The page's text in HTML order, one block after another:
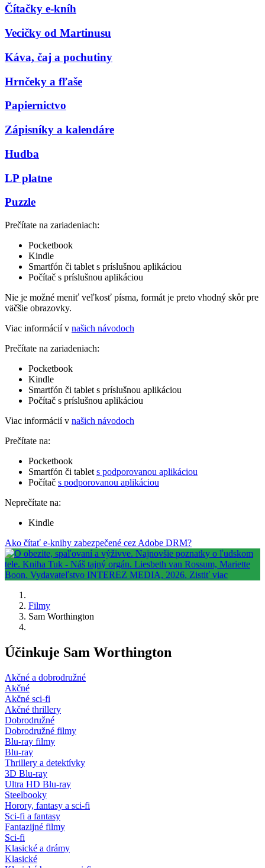
Čítačky e-kníh
Vecičky od Martinusu
Káva, čaj a pochutiny
Hrnčeky a fľaše
Papiernictvo
Zápisníky a kalendáre
Hudba
LP platne
Puzzle
Prečítate na zariadeniach:
Pocketbook
Kindle
Smartfón či tablet s príslušnou aplikáciou
Počítač s príslušnou aplikáciou
Nie je možné meniť veľkosť písma, formát je preto vhodný skôr pre
väčšie obrazovky.
Viac informácií v našich návodoch
Prečítate na zariadeniach:
Pocketbook
Kindle
Smartfón či tablet s príslušnou aplikáciou
Počítač s príslušnou aplikáciou
Viac informácií v našich návodoch
Prečítate na:
Pocketbook
Smartfón či tablet s podporovanou aplikáciou
Počítač s podporovanou aplikáciou
Neprečítate na:
Kindle
Ako čítať e-knihy zabezpečené cez Adobe DRM?
Filmy
Sam Worthington
Účinkuje Sam Worthington
Akčné a dobrodružné
Akčné
Akčné sci-fi
Akčné thrillery
Dobrodružné
Dobrodružné filmy
Blu-ray filmy
Blu-ray
Thrillery a detektívky
3D Blu-ray
Ultra HD Blu-ray
Steelbooky
Horory, fantasy a sci-fi
Sci-fi a fantasy
Fantazijné filmy
Sci-fi
Klasické a drámy
Klasické